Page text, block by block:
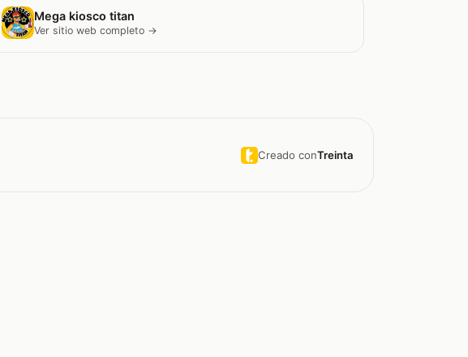
Mega kiosco titan
Ver sitio web completo →
Creado conTreinta